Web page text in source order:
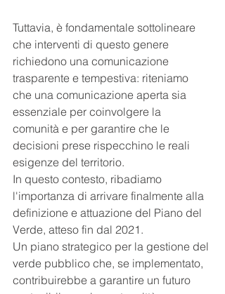
Tuttavia, è fondamentale sottolineare
che interventi di questo genere
richiedono una comunicazione
trasparente e tempestiva: riteniamo
che una comunicazione aperta sia
essenziale per coinvolgere la
comunità e per garantire che le
decisioni prese rispecchino le reali
esigenze del territorio.
In questo contesto, ribadiamo
l'importanza di arrivare finalmente alla
definizione e attuazione del Piano del
Verde, atteso fin dal 2021.
Un piano strategico per la gestione del
verde pubblico che, se implementato,
contribuirebbe a garantire un futuro